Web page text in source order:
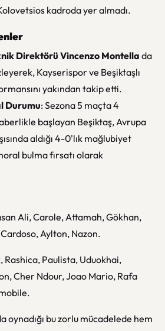
kadroda yer almadı.
Direktörü Vincenzo Montella da
Kayserispor ve Beşiktaşlı
yakından takip etti.
Durumu: Sezona 5 maçta 4
başlayan Beşiktaş, Avrupa
aldığı 4-0'lık mağlubiyet
bulma fırsatı olarak
Ali, Carole, Attamah, Gökhan,
Aylton, Nazon.
Rashica, Paulista, Uduokhai,
Cher Ndour, Joao Mario, Rafa
oynadığı bu zorlu mücadelede hem